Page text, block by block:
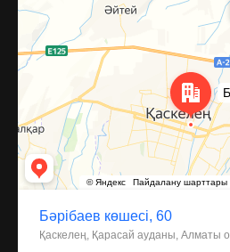
Улица Барибаева, 60 — Яндекс Карты